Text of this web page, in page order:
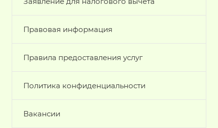
Правовая информация
Правила предоставления услуг
Политика конфиденциальности
Вакансии